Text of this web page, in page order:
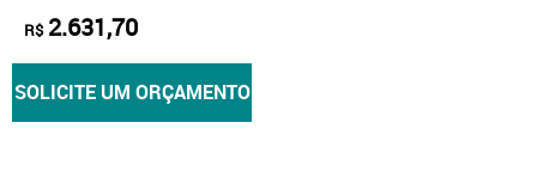
R$ 2.631,70
SOLICITE UM ORÇAMENTO